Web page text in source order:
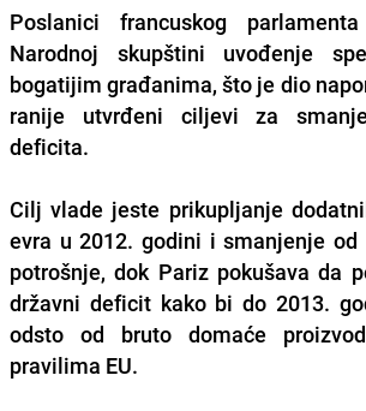
Poslanici francuskog
Narodnoj skupštini uvođenje
bogatijim građanima, što je dio
ranije utvrđeni ciljevi za
deficita.
Cilj vlade jeste prikupljanje
evra u 2012. godini i smanjenje
potrošnje, dok Pariz pokušava da
državni deficit kako bi do 2013.
odsto od bruto domaće
pravilima EU.